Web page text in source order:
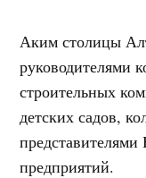
Аким столицы
руководителями
строительных
детских садов,
предприятий.